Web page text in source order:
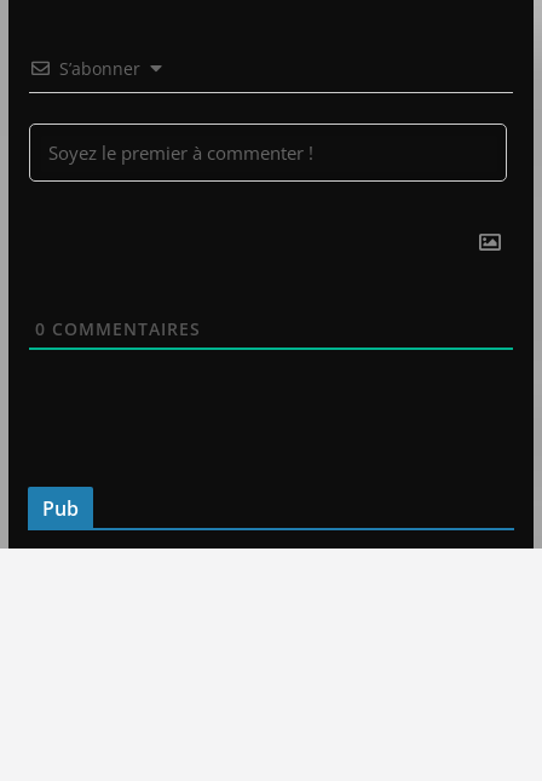
S’abonner
0 COMMENTAIRES
Pub